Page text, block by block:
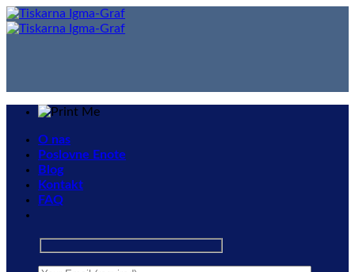
Skip
to
O nas
Poslovne Enote
Blog
Kontakt
FAQ